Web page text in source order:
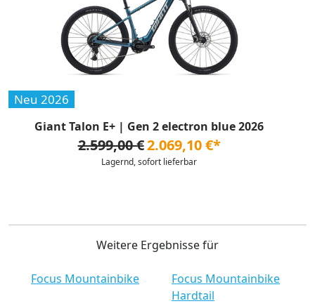
Neu 2026
Giant Talon E+ | Gen 2 electron blue 2026
2.599,00 €2.069,10 €*
Lagernd, sofort lieferbar
Weitere Ergebnisse für
Focus Mountainbike
Focus Mountainbike
Hardtail